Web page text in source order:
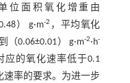
位面积氧化增重由
） g·m-2 ，平均氧化
（0.06±0.01） g·m-2·h-
应的氧化速率低于0.1
速率的要求。为进一步